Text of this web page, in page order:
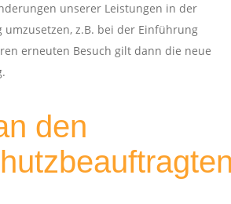
unserer Leistungen in der
umzusetzen, z.B. bei der Einführung
erneuten Besuch gilt dann die neue
den